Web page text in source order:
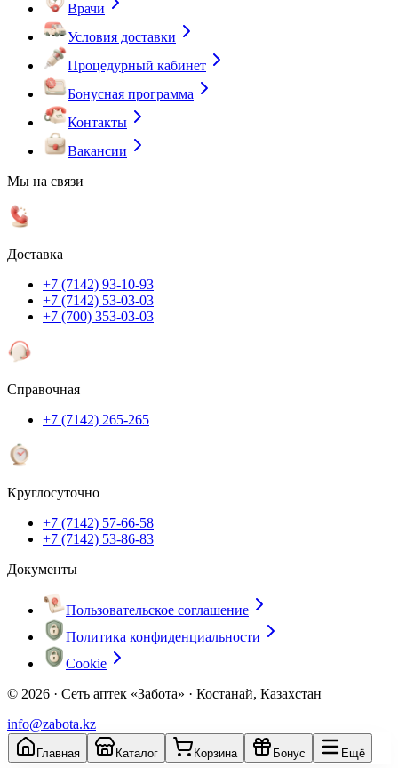
Врачи
Условия доставки
Процедурный кабинет
Бонусная программа
Контакты
Вакансии
Мы на связи
Доставка
+7 (7142) 93-10-93
+7 (7142) 53-03-03
+7 (700) 353-03-03
Справочная
+7 (7142) 265-265
Круглосуточно
+7 (7142) 57-66-58
+7 (7142) 53-86-83
Документы
Пользовательское соглашение
Политика конфиденциальности
Cookie
© 2026 · Сеть аптек «Забота» · Костанай, Казахстан
info@zabota.kz
Главная Каталог Корзина Бонус Ещё